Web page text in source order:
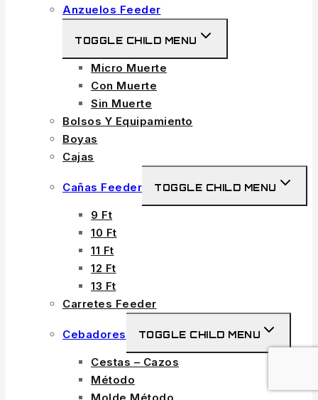
Anzuelos Feeder
TOGGLE CHILD MENU
Micro Muerte
Con Muerte
Sin Muerte
Bolsos Y Equipamiento
Boyas
Cajas
Cañas Feeder TOGGLE CHILD MENU
9 Ft
10 Ft
11 Ft
12 Ft
13 Ft
Carretes Feeder
Cebadores TOGGLE CHILD MENU
Cestas – Cazos
Método